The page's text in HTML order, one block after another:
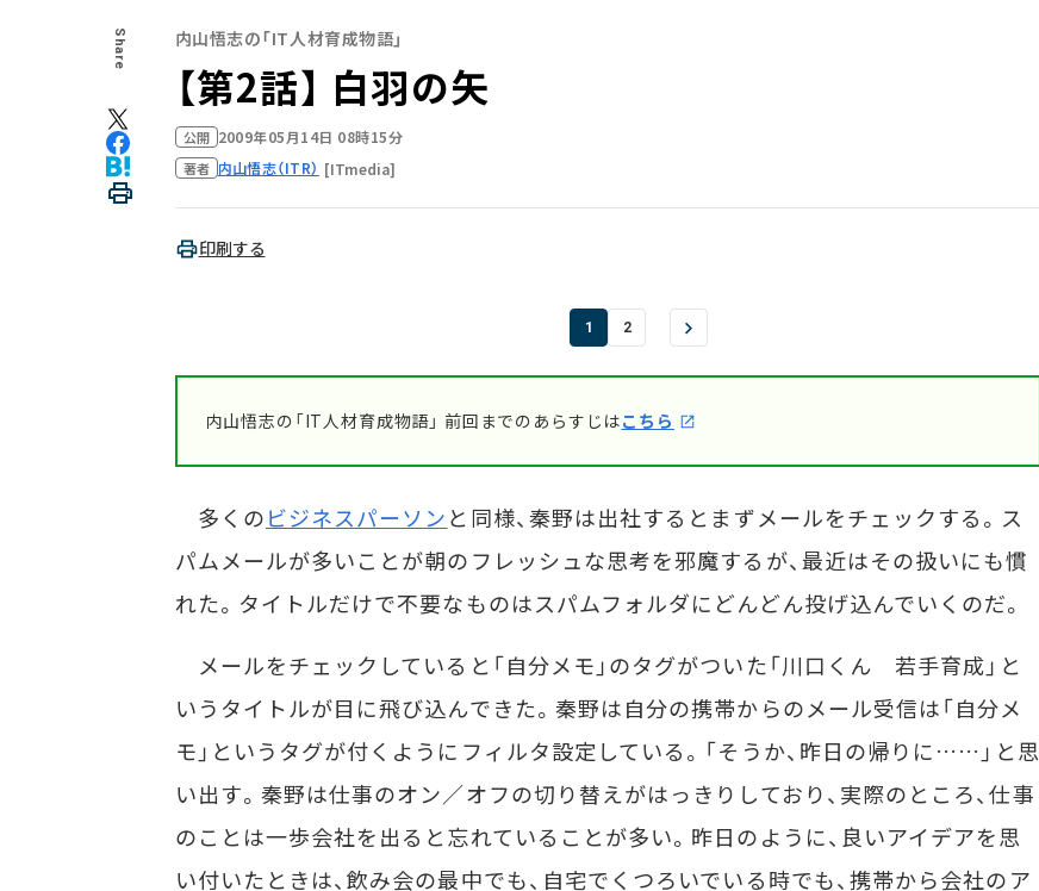
Share 内山悟志の「IT人材育成物語」
【第2話】 白羽の矢
公開 2009年05月14日 08時15分
著者 内山悟志（ITR） [ITmedia]
印刷する
1 2
内山悟志の「IT人材育成物語」 前回までのあらすじはこちら
多くのビジネスパーソンと同様、秦野は出社するとまずメールをチェックする。ス
パムメールが多いことが朝のフレッシュな思考を邪魔するが、最近はその扱いにも慣
れた。タイトルだけで不要なものはスパムフォルダにどんどん投げ込んでいくのだ。
メールをチェックしていると「自分メモ」のタグがついた「川口くん 若手育成」と
いうタイトルが目に飛び込んできた。秦野は自分の携帯からのメール受信は「自分メ
モ」というタグが付くようにフィルタ設定している。「そうか、昨日の帰りに……」と思
い出す。秦野は仕事のオン／オフの切り替えがはっきりしており、実際のところ、仕事
のことは一歩会社を出ると忘れていることが多い。昨日のように、良いアイデアを思
い付いたときは、飲み会の最中でも、自宅でくつろいでいる時でも、携帯から会社のア